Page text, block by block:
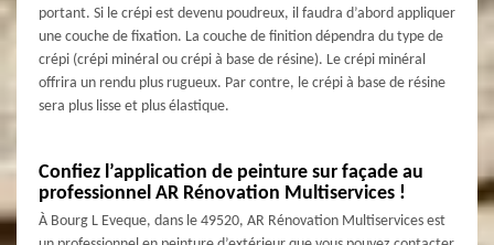
portant. Si le crépi est devenu poudreux, il faudra d’abord appliquer
une couche de fixation. La couche de finition dépendra du type de
crépi (crépi minéral ou crépi à base de résine). Le crépi minéral
offrira un rendu plus rugueux. Par contre, le crépi à base de résine
sera plus lisse et plus élastique.
Confiez l’application de peinture sur façade au
professionnel AR Rénovation Multiservices !
À Bourg L Eveque, dans le 49520, AR Rénovation Multiservices est